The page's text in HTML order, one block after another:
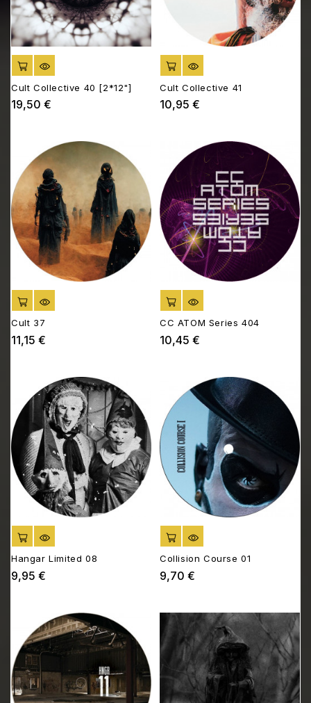
AJOUTER AU PANIER
Cult Collective 40 [2*12"]
19,50 €
AJOUTER AU PANIER
Cult Collective 41
10,95 €
AJOUTER AU PANIER
Cult 37
11,15 €
AJOUTER AU PANIER
CC ATOM Series 404
10,45 €
AJOUTER AU PANIER
Hangar Limited 08
9,95 €
AJOUTER AU PANIER
Collision Course 01
9,70 €